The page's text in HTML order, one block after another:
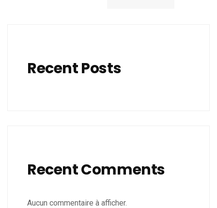
Recent Posts
Recent Comments
Aucun commentaire à afficher.